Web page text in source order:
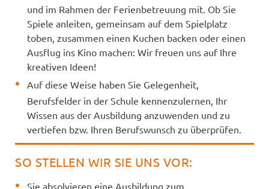
und im Rahmen der Ferienbetreuung mit. Ob Sie
Spiele anleiten, gemeinsam auf dem Spielplatz
toben, zusammen einen Kuchen backen oder einen
Ausflug ins Kino machen: Wir freuen uns auf Ihre
kreativen Ideen!
Auf diese Weise haben Sie Gelegenheit,
Berufsfelder in der Schule kennenzulernen, Ihr
Wissen aus der Ausbildung anzuwenden und zu
vertiefen bzw. Ihren Berufswunsch zu überprüfen.
SO STELLEN WIR SIE UNS VOR:
Sie absolvieren eine Ausbildung zum